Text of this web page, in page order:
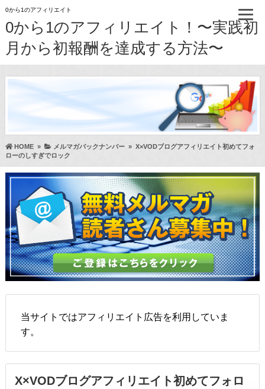
0から1のアフィリエイト
0から1のアフィリエイト！〜実践初
月から初報酬を達成する方法〜
HOME» メルマガバックナンバー» X×VODブログアフィリエイト初めてフォ
ローのしすぎでロック
当サイトではアフィリエイト広告を利用していま
す。
X×VODブログアフィリエイト初めてフォロ